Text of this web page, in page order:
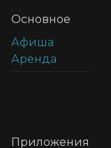
Основное
Афиша
Аренда
Приложения